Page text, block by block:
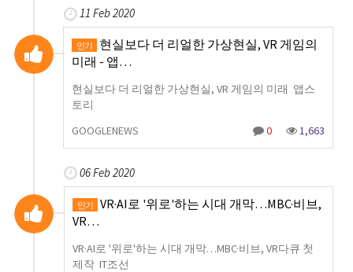
11 Feb 2020
인기
현실보다 더 리얼한 가상현실, VR 게임의
미래 - 앱…
현실보다 더 리얼한 가상현실, VR 게임의 미래 앱스
토리
GOOGLENEWS
0 1,663
06 Feb 2020
인기
VR·AI로 '위로'하는 시대 개막…MBC·비브,
VR…
VR·AI로 '위로'하는 시대 개막…MBC·비브, VR다큐 첫
제작 IT조선